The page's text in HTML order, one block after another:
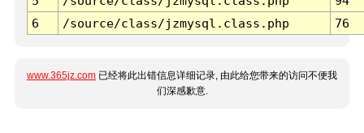
6
/source/class/jzmysql.class.php 76
www.365jz.com 已经将此出错信息详细记录, 由此给您带来的访问不便我
们深感歉意.